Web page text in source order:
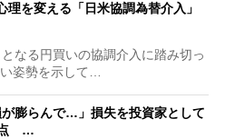
理を変える「日米協調為替介入」
なる円買いの協調介入に踏み切っ
姿勢を示して…
が膨らんで…」損失を投資家として
点 …